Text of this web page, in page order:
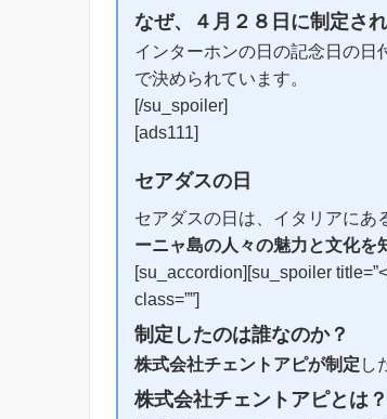
なぜ、４月２８日に制定さ
インターホンの日の記念日の日
で決められています。
[/su_spoiler]
[ads111]
セアダスの日
セアダスの日は、イタリアにあ
ーニャ島の人々の魅力と文化を
[su_accordion][su_spoiler
class=””]
制定したのは誰なのか？
株式会社チェントアピが制定 し
株式会社チェントアピとは？